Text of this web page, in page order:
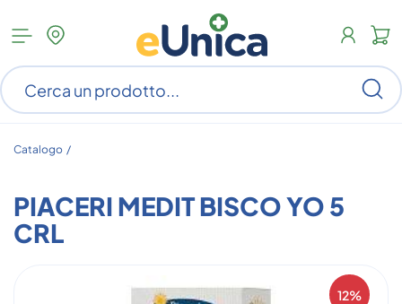
Apri
menu
categorie
Catalogo /
PIACERI MEDIT BISCO YO 5
CRL
12%